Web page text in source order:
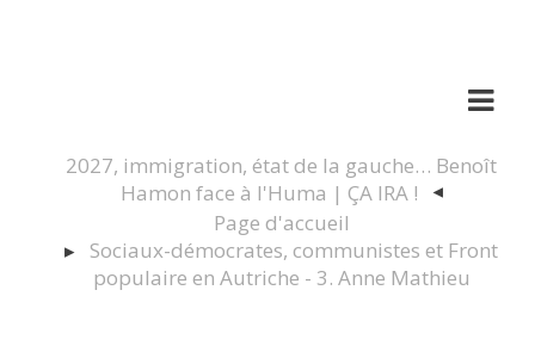
2027, immigration, état de la gauche… Benoît
Hamon face à l'Huma | ÇA IRA !
Page d'accueil
Sociaux-démocrates, communistes et Front
populaire en Autriche - 3. Anne Mathieu